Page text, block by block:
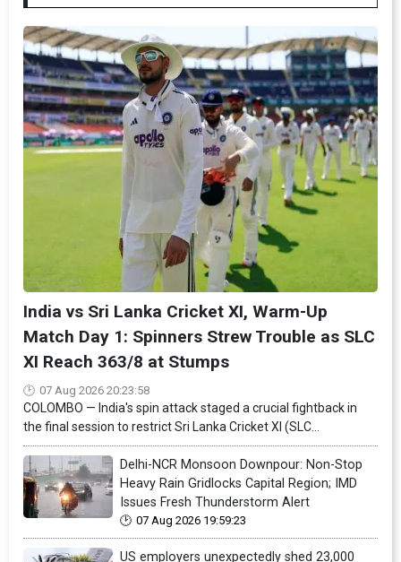
India vs Sri Lanka Cricket XI, Warm-Up
Match Day 1: Spinners Strew Trouble as SLC
XI Reach 363/8 at Stumps
07 Aug 2026 20:23:58
COLOMBO — India's spin attack staged a crucial fightback in
the final session to restrict Sri Lanka Cricket XI (SLC...
Delhi-NCR Monsoon Downpour: Non-Stop
Heavy Rain Gridlocks Capital Region; IMD
Issues Fresh Thunderstorm Alert
07 Aug 2026 19:59:23
US employers unexpectedly shed 23,000